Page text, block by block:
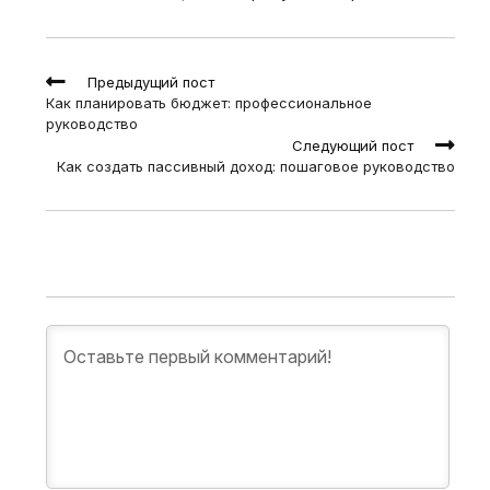
Read
more
articles
Предыдущий пост
Как планировать бюджет: профессиональное
руководство
Следующий пост
Как создать пассивный доход: пошаговое руководство